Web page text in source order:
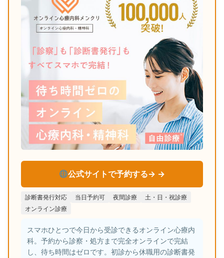
公式サイトで予約する→
診断書発行対応 当日予約可 夜間診療
土・日・祝診療
オンライン診療
スマホひとつで今日から受診できるオンライン心療内
科。予約から診察・処方まで完全オンラインで完結
し、待ち時間はゼロです。初診から休職用の診断書発